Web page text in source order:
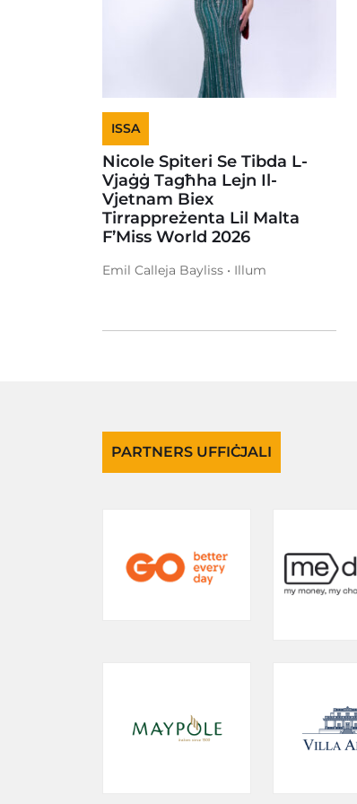
ISSA
Nicole Spiteri Se Tibda L-
Vjaġġ Tagħha Lejn Il-
Vjetnam Biex
Tirrappreżenta Lil Malta
F’Miss World 2026
Emil Calleja Bayliss • Illum
PARTNERS UFFIĊJALI